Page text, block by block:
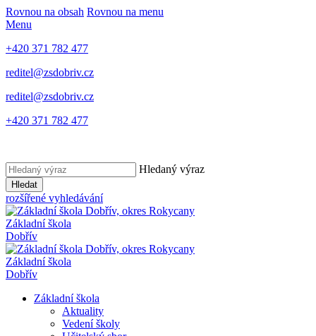
Rovnou na obsah Rovnou na menu
Menu
+420 371 782 477
reditel@zsdobriv.cz
reditel@zsdobriv.cz
+420 371 782 477
Hledaný výraz
Hledat
rozšířené vyhledávání
Základní škola
Dobřív
Základní škola
Dobřív
Základní škola
Aktuality
Vedení školy